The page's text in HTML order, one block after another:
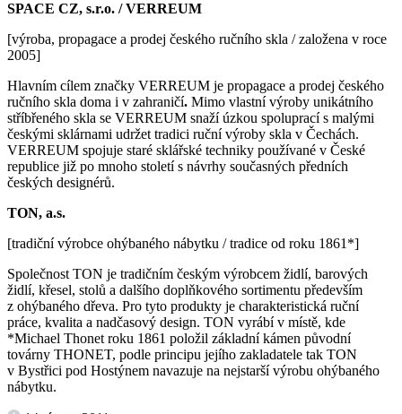
SPACE CZ, s.r.o. / VERREUM
[výroba, propagace a prodej českého ručního skla / založena v roce
2005]
Hlavním cílem značky VERREUM je propagace a prodej českého
ručního skla doma i v zahraničí. Mimo vlastní výroby unikátního
stříbřeného skla se VERREUM snaží úzkou spoluprací s malými
českými sklárnami udržet tradici ruční výroby skla v Čechách.
VERREUM spojuje staré sklářské techniky používané v České
republice již po mnoho století s návrhy současných předních
českých designérů.
TON, a.s.
[tradiční výrobce ohýbaného nábytku / tradice od roku 1861*]
Společnost TON je tradičním českým výrobcem židlí, barových
židlí, křesel, stolů a dalšího doplňkového sortimentu především
z ohýbaného dřeva. Pro tyto produkty je charakteristická ruční
práce, kvalita a nadčasový design. TON vyrábí v místě, kde
*Michael Thonet roku 1861 položil základní kámen původní
továrny THONET, podle principu jejího zakladatele tak TON
v Bystřici pod Hostýnem navazuje na nejstarší výrobu ohýbaného
nábytku.